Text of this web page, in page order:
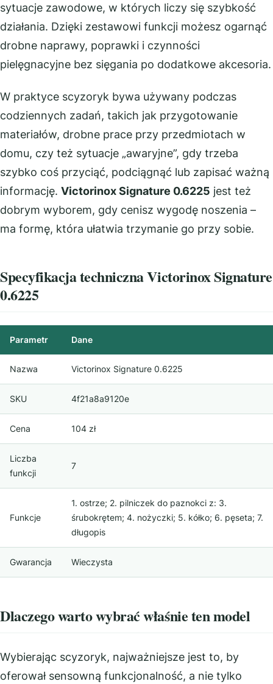
sytuacje zawodowe, w których liczy się szybkość
działania. Dzięki zestawowi funkcji możesz ogarnąć
drobne naprawy, poprawki i czynności
pielęgnacyjne bez sięgania po dodatkowe akcesoria.
W praktyce scyzoryk bywa używany podczas
codziennych zadań, takich jak przygotowanie
materiałów, drobne prace przy przedmiotach w
domu, czy też sytuacje „awaryjne”, gdy trzeba
szybko coś przyciąć, podciągnąć lub zapisać ważną
informację. Victorinox Signature 0.6225 jest też
dobrym wyborem, gdy cenisz wygodę noszenia –
ma formę, która ułatwia trzymanie go przy sobie.
Specyfikacja techniczna Victorinox Signature
0.6225
Parametr Dane
Nazwa Victorinox Signature 0.6225
SKU 4f21a8a9120e
Cena 104 zł
Liczba
funkcji
7
Funkcje
1. ostrze; 2. pilniczek do paznokci z: 3.
śrubokrętem; 4. nożyczki; 5. kółko; 6. pęseta; 7.
długopis
Gwarancja Wieczysta
Dlaczego warto wybrać właśnie ten model
Wybierając scyzoryk, najważniejsze jest to, by
oferował sensowną funkcjonalność, a nie tylko